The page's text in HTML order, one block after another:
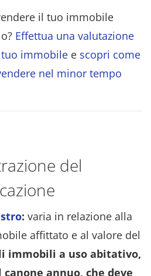
il tuo immobile
Effettua una valutazione
immobile e scopri come
nel minor tempo
del
: varia in relazione alla
affittato e al valore del
immobili a uso abitativo,
canone annuo, che deve